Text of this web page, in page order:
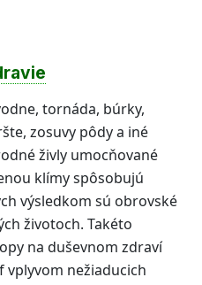
tornáda, búrky,
zosuvy pôdy a iné
živly umocňované
klímy spôsobujú
výsledkom sú obrovské
životoch. Takéto
na duševnom zdraví
vplyvom nežiaducich